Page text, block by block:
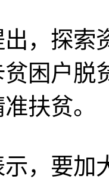
探索
困户脱
扶贫。
要加